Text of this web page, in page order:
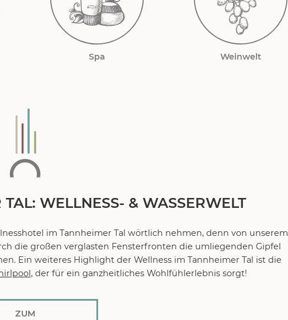
Spa Weinwelt
WELLNESS- & WASSERWELT
im Tannheimer Tal wörtlich nehmen, denn von unserem
die großen verglasten Fensterfronten die umliegenden Gipfel
Ein weiteres Highlight der Wellness im Tannheimer Tal ist die
, der für ein ganzheitliches Wohlfühlerlebnis sorgt!
ZUM